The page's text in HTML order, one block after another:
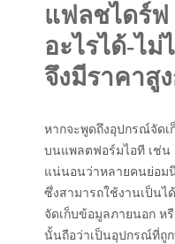
แฟลชไดร์ฟ
อะไรได้-ไม่
จึงมีราคาสู
หากจะพูดถึงอุปกรณ์จัด
บนแพลตฟอร์มไอที เช่น
แน่นอนว่าหลายคนย่อมนึ
ซึ่งสามารถใช้งานเป็นไ
จัดเก็บข้อมูลภายนอก หรื
นั้นถือว่าเป็นอุปกรณ์ที่ถู